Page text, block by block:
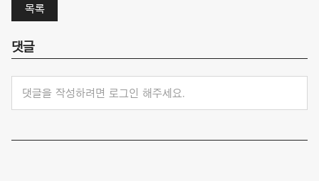
목록
댓글
댓글을 작성하려면 로그인 해주세요.